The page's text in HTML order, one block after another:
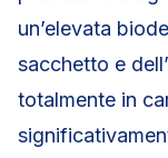
un’elevata
sacchetto e
totalmente in